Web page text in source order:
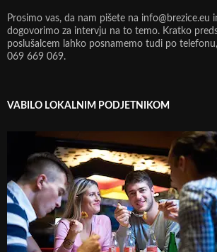
Prosimo vas, da nam pišete na info@brezice.eu
dogovorimo za intervju na to temo. Kratko
poslušalcem lahko posnamemo tudi po
069 669 069.
VABILO LOKALNIM PODJETNIKOM